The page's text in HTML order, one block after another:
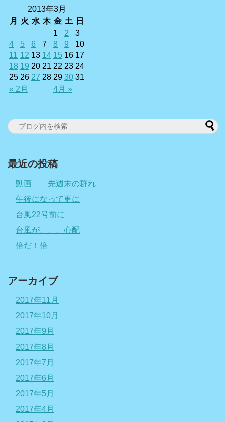
2013年3月
月
火 水 木 金 土 日
« 2月 4月 »
1 2
3
4
5 6 7 8 9
10
11 12 13 14 15 16 17
18 19 20 21 22 23 24
25 26 27 28 29 30 31
最近の投稿
動画 先週末の群れ
午後になって更に
台風22号前に
台風が、、、心配
倍だ！倍
アーカイブ
2017年11月
2017年10月
2017年9月
2017年8月
2017年7月
2017年6月
2017年5月
2017年4月